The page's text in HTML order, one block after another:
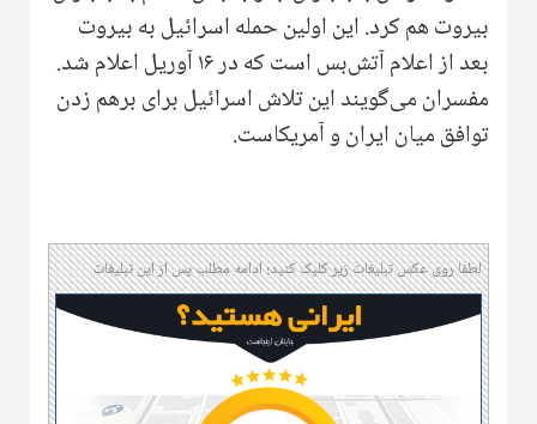
بیروت هم کرد. این اولین حمله اسرائیل به بیروت
بعد از اعلام آتش‌بس است که در ۱۶ آوریل اعلام شد.
مفسران می‌گویند این تلاش اسرائیل برای برهم زدن
توافق میان ایران و آمریکاست.
لطفا روی عکس تبلیغات زیر کلیک کنید؛ ادامه مطلب پس از این تبلیغات